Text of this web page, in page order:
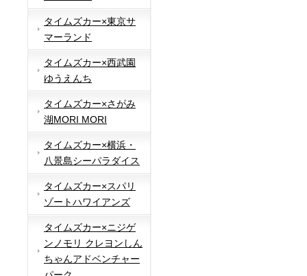
タイムズカー×東京サ
マーランド
タイムズカー×西武園
ゆうえんち
タイムズカー×さがみ
湖MORI MORI
タイムズカー×横浜・
八景島シーパラダイス
タイムズカー×スパリ
ゾートハワイアンズ
タイムズカー×ニジゲ
ンノモリ クレヨンしん
ちゃんアドベンチャー